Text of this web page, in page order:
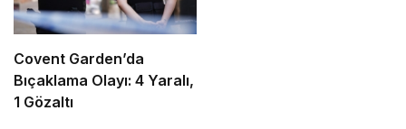
Covent Garden’da
Bıçaklama Olayı: 4 Yaralı,
1 Gözaltı